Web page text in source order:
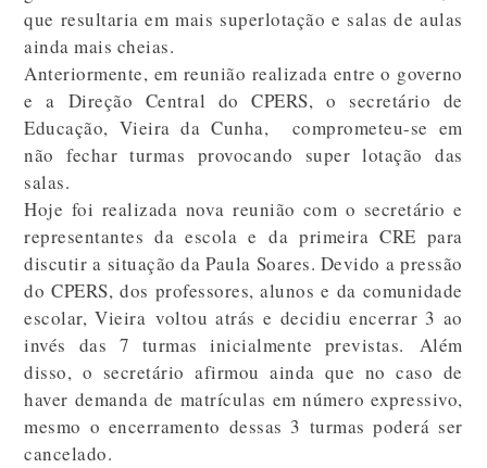
que resultaria em mais superlotação e salas de aulas
ainda mais cheias.
Anteriormente, em reunião realizada entre o governo
e a Direção Central do CPERS, o secretário de
Educação, Vieira da Cunha, comprometeu-se em
não fechar turmas provocando super lotação das
salas.
Hoje foi realizada nova reunião com o secretário e
representantes da escola e da primeira CRE para
discutir a situação da Paula Soares. Devido a pressão
do CPERS, dos professores, alunos e da comunidade
escolar, Vieira voltou atrás e decidiu encerrar 3 ao
invés das 7 turmas inicialmente previstas. Além
disso, o secretário afirmou ainda que no caso de
haver demanda de matrículas em número expressivo,
mesmo o encerramento dessas 3 turmas poderá ser
cancelado.